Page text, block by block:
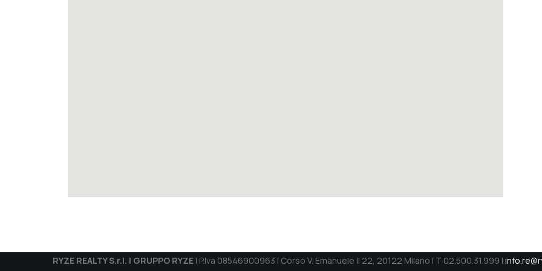
RYZE REALTY S.r.l. | GRUPPO RYZE | P.Iva 08546900963 | Corso V. Emanuele II 22, 20122 Milano | T 02.500.31.999 |